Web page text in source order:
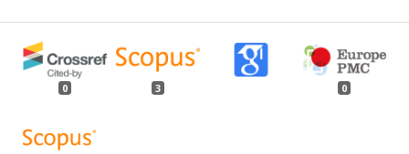
0 3 0